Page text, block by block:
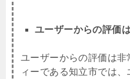
ユーザーからの評価
ユーザーからの評価は
ィーである知立市では